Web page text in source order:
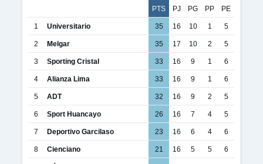
PTS PJ PG PP PE
1 Universitario 35 16 10 1 5
2 Melgar 35 17 10 2 5
3 Sporting Cristal 33 16 9 1 6
4 Alianza Lima 33 16 9 1 6
5 ADT 32 16 9 2 5
6 Sport Huancayo 26 16 7 4 5
7 Deportivo Garcilaso 23 16 6 4 6
8 Cienciano 21 16 5 5 6